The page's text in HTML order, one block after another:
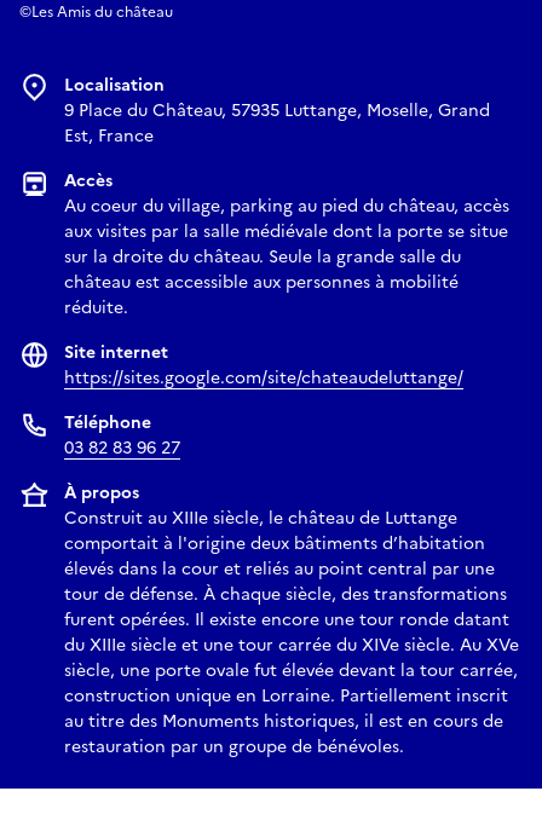
©Les Amis du château
Localisation
9 Place du Château, 57935 Luttange, Moselle, Grand
Est, France
Accès
Au coeur du village, parking au pied du château, accès
aux visites par la salle médiévale dont la porte se situe
sur la droite du château. Seule la grande salle du
château est accessible aux personnes à mobilité
réduite.
Site internet
https://sites.google.com/site/chateaudeluttange/
Téléphone
03 82 83 96 27
À propos
Construit au XIIIe siècle, le château de Luttange
comportait à l'origine deux bâtiments d’habitation
élevés dans la cour et reliés au point central par une
tour de défense. À chaque siècle, des transformations
furent opérées. Il existe encore une tour ronde datant
du XIIIe siècle et une tour carrée du XIVe siècle. Au XVe
siècle, une porte ovale fut élevée devant la tour carrée,
construction unique en Lorraine. Partiellement inscrit
au titre des Monuments historiques, il est en cours de
restauration par un groupe de bénévoles.